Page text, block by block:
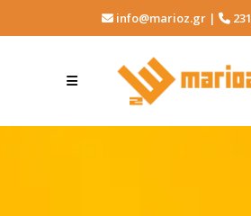
info@marioz.gr |